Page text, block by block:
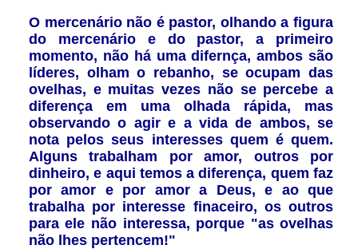
O mercenário não é pastor, olhando a figura
do mercenário e do pastor, a primeiro
momento, não há uma difernça, ambos são
líderes, olham o rebanho, se ocupam das
ovelhas, e muitas vezes não se percebe a
diferença em uma olhada rápida, mas
observando o agir e a vida de ambos, se
nota pelos seus interesses quem é quem.
Alguns trabalham por amor, outros por
dinheiro, e aqui temos a diferença, quem faz
por amor e por amor a Deus, e ao que
trabalha por interesse finaceiro, os outros
para ele não interessa, porque "as ovelhas
não lhes pertencem!"